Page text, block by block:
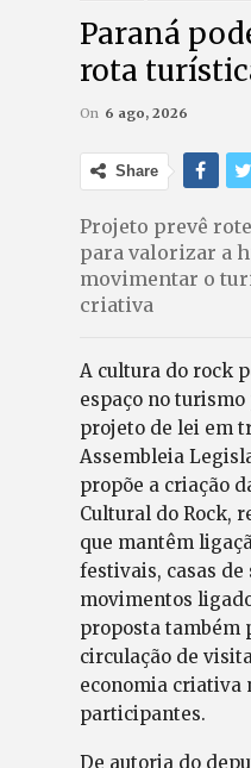
Paraná
rota
On 6 ago, 2026
Share
Projeto prevê
para valorizar a
movimentar o
criativa
A cultura do rock
espaço no turismo
projeto de lei em
Assembleia
propõe a criação
Cultural do Rock,
que mantêm
festivais, casas de
movimentos
proposta também
circulação de
economia criativa
participantes.
De autoria do